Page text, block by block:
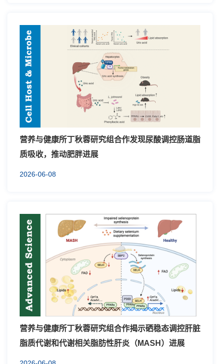
营养与健康所丁秋蓉研究组合作发现尿酸调控肠道脂
质吸收，推动肥胖进展
2026-06-08
营养与健康所丁秋蓉研究组合作揭示硒稳态调控肝脏
脂质代谢和代谢相关脂肪性肝炎（MASH）进展